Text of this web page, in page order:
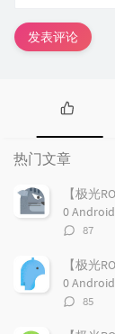
发表评论
热
门
文
章
热门文章
【极光
0
评
数：
87
【极光
0
评
数：
85